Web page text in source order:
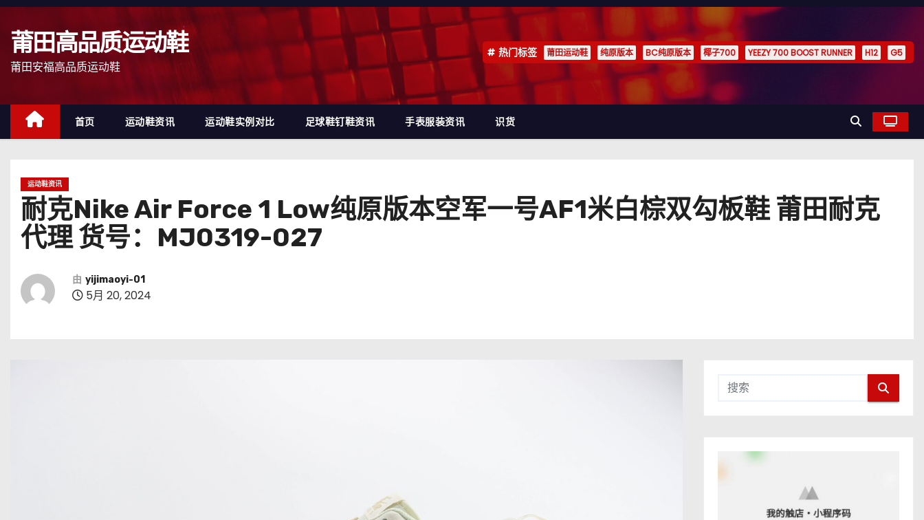
跳
莆田高品质运动鞋
莆田安福高品质运动鞋
热门标签 莆田运动鞋 纯原版本 BC纯原版本 椰子700 YEEZY 700 BOOST RUNNER H12 G5
首页 运动鞋资讯 运动鞋实例对比 足球鞋钉鞋资讯 手表服装资讯 识货
运动鞋资讯
耐克Nike Air Force 1 Low纯原版本空军一号AF1米白棕双勾板鞋 莆田耐克
代理 货号：MJ0319-027
由 yijimaoyi-01
5月 20, 2024